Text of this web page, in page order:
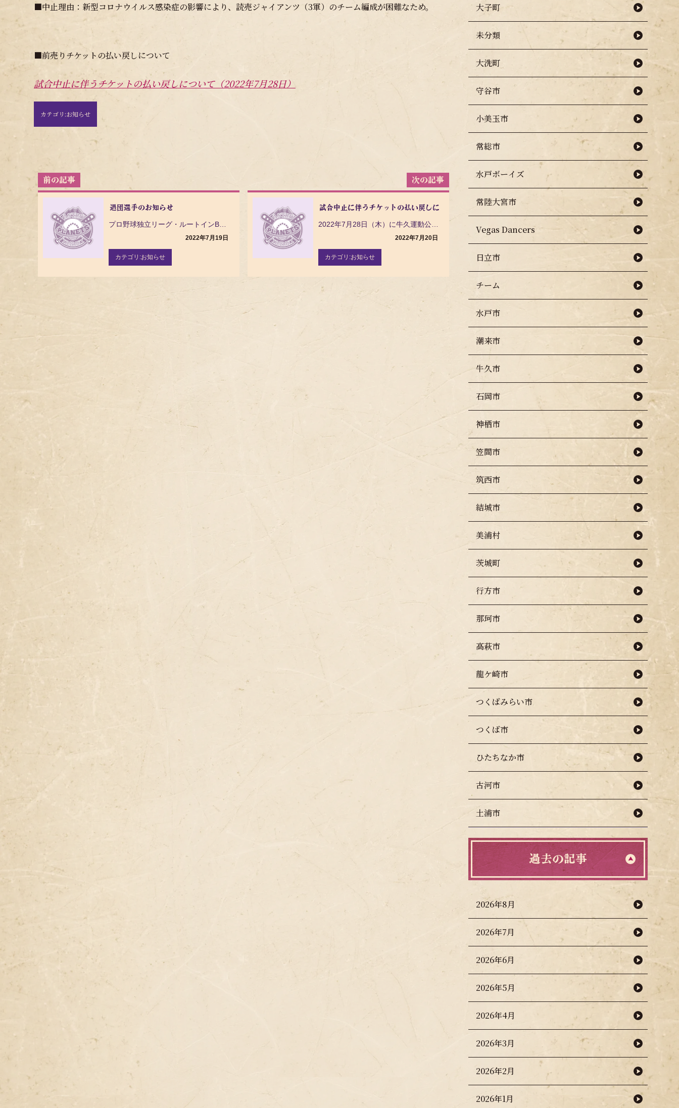
■中止理由：新型コロナウイルス感染症の影響により、読売ジャイアンツ（3軍）のチーム編成が困難なため。
■前売りチケットの払い戻しについて
試合中止に伴うチケットの払い戻しについて（2022年7月28日）
カテゴリ:お知らせ
投
稿
ナ
退団選手のお知らせ
2022年7月19日
カテゴリ:お知らせ
試合中止に伴うチケットの払い戻しについて（2022年7月28日）
2022年7月20日
カテゴリ:お知らせ
大子町
未分類
大洗町
守谷市
小美玉市
常総市
水戸ボーイズ
常陸大宮市
Vegas Dancers
日立市
チーム
水戸市
潮来市
牛久市
石岡市
神栖市
笠間市
筑西市
結城市
美浦村
茨城町
行方市
那珂市
高萩市
龍ケ崎市
つくばみらい市
つくば市
ひたちなか市
古河市
土浦市
過去の記事
2026年8月
2026年7月
2026年6月
2026年5月
2026年4月
2026年3月
2026年2月
2026年1月